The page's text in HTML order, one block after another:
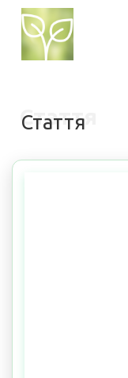
Стаття